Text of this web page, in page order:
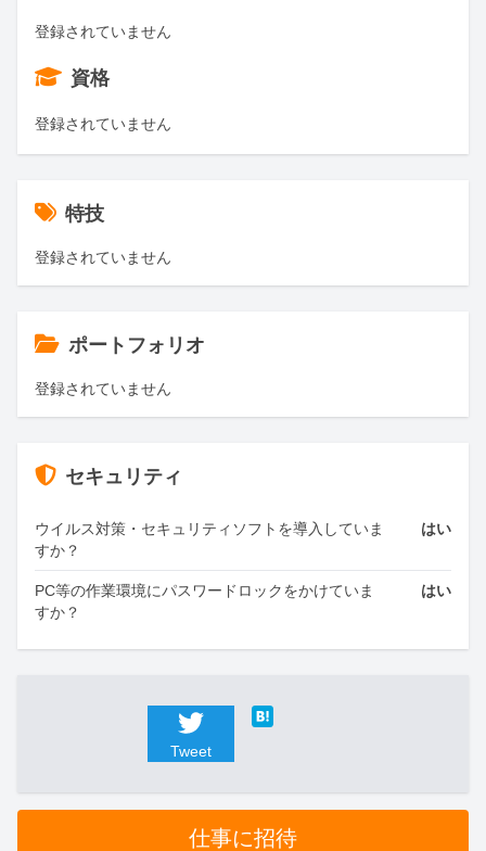
登録されていません
資格
登録されていません
特技
登録されていません
ポートフォリオ
登録されていません
セキュリティ
ウイルス対策・セキュリティソフトを導入していま
すか？
はい
PC等の作業環境にパスワードロックをかけていま
すか？
はい
Tweet
仕事に招待